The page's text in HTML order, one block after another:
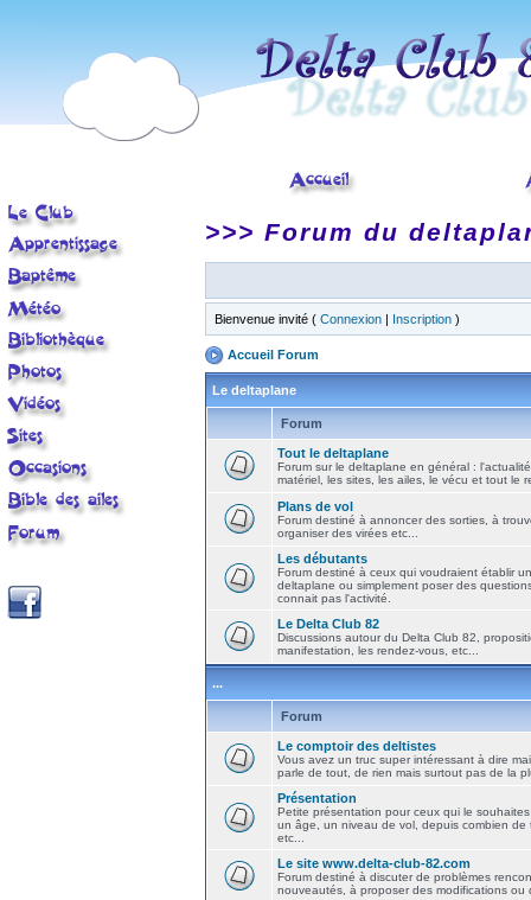
>>> Forum du
Bienvenue invité ( Connexion | Inscription )
Accueil Forum
Le deltaplane
Forum
Tout le deltaplane
Forum sur le deltaplane en général :
matériel, les sites, les ailes, le vécu et tout le
Plans de vol
Forum destiné à annoncer des sorties, à
organiser des virées etc...
Les débutants
Forum destiné à ceux qui voudraient établir
deltaplane ou simplement poser des
connait pas l'activité.
Le Delta Club 82
Discussions autour du Delta Club 82,
manifestation, les rendez-vous, etc...
...
Forum
Le comptoir des deltistes
Vous avez un truc super intéressant à dire
parle de tout, de rien mais surtout pas de la
Présentation
Petite présentation pour ceux qui le
un âge, un niveau de vol, depuis combien de
etc...
Le site www.delta-club-82.com
Forum destiné à discuter de problèmes
nouveautés, à proposer des modifications ou